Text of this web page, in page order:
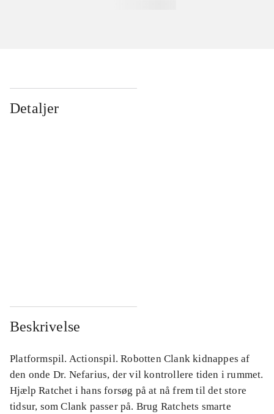
Detaljer
Beskrivelse
Platformspil. Actionspil. Robotten Clank kidnappes af
den onde Dr. Nefarius, der vil kontrollere tiden i rummet.
Hjælp Ratchet i hans forsøg på at nå frem til det store
tidsur, som Clank passer på. Brug Ratchets smarte